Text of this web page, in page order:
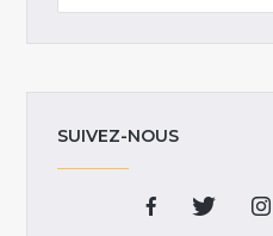
SUIVEZ-NOUS